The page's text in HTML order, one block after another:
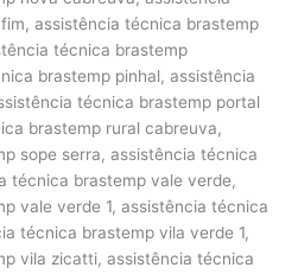
assistência técnica brastemp
técnica brastemp
brastemp pinhal, assistência
técnica brastemp portal
brastemp rural cabreuva,
sope serra, assistência técnica
técnica brastemp vale verde,
vale verde 1, assistência técnica
técnica brastemp vila verde 1,
vila zicatti, assistência técnica